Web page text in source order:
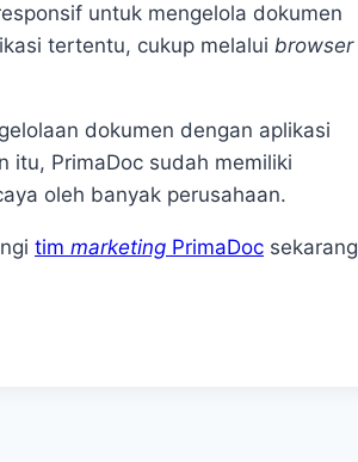
untuk mengelola dokumen
tertentu, cukup melalui browser
dokumen dengan aplikasi
itu, PrimaDoc sudah memiliki
oleh banyak perusahaan.
tim marketing PrimaDoc sekarang